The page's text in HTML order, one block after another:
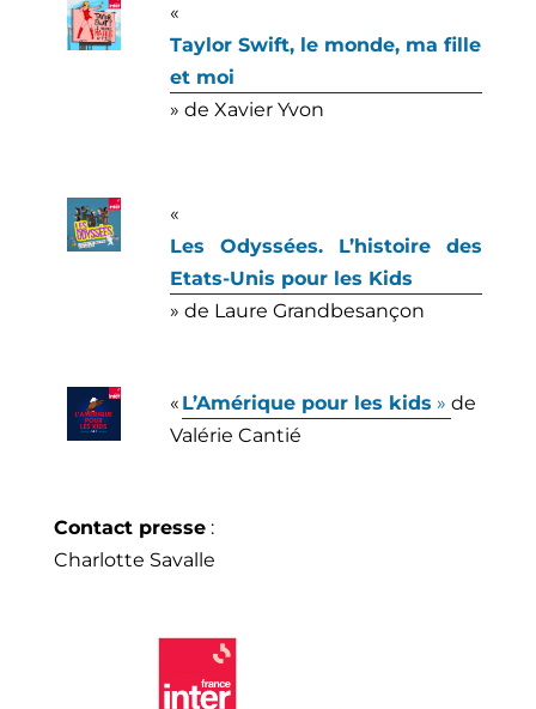
«
Taylor Swift, le monde, ma fille
et moi
» de Xavier Yvon
«
Les Odyssées. L’histoire des
Etats-Unis pour les Kids
» de Laure Grandbesançon
« L’Amérique pour les kids » de
Valérie Cantié
Contact presse :
Charlotte Savalle